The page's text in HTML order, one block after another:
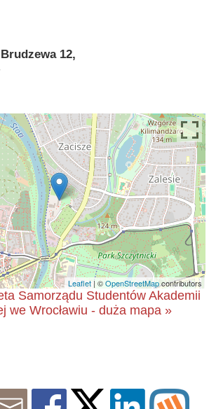
12,
Leaflet| ©OpenStreetMapcontributors
Samorządu Studentów Akademii
we Wrocławiu - duża mapa »